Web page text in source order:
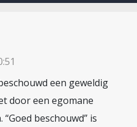
een geweldig
door een egomane
beschouwd” is